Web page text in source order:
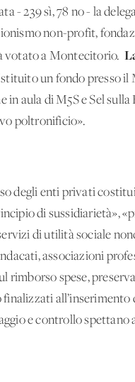
- 239 sì, 78 no - la
non-profit,
votato a Montecitorio.
un fondo presso il
in aula di M5S e Sel
poltronificio».
degli enti privati
di sussidiarietà»,
di utilità sociale
associazioni
rimborso spese,
e controllo spettano